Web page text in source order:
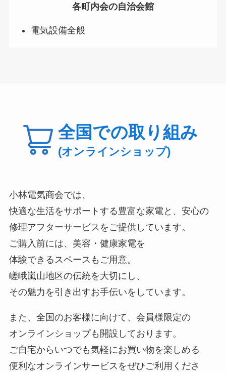
各町内会の自治会館
電気設備全般
全国での取り組み
(オンラインショップ)
小林電気商会では、
快適な生活をサポートする豊富な家電と、安心の
修理アフターサービスをご提供しています。
ご購入前には、美容・健康家電を
体験できるスペースもご用意。
嵯峨嵐山地区の伝統を大切にし、
その魅力を引き出すお手伝いをしています。
また、全国のお客様に向けて、会員様限定の
オンラインショップも開設しております。
ご自宅からいつでも気軽にお買い物を楽しめる
便利なオンラインサービスをぜひご利用くださ